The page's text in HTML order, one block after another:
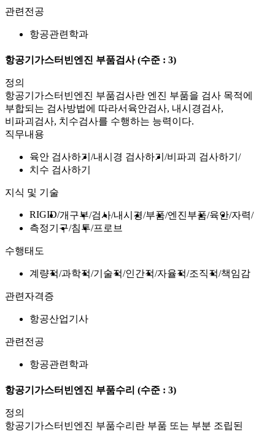
관련전공
항공관련학과
항공기가스터빈엔진 부품검사(수준 : 3)
정의
항공기가스터빈엔진 부품검사란 엔진 부품을 검사 목적에
부합되는 검사방법에 따라서육안검사, 내시경검사,
비파괴검사, 치수검사를 수행하는 능력이다.
직무내용
육안 검사하기 내시경 검사하기
비파괴 검사하기
치수 검사하기
지식 및 기술
RIGID 개구부 검사 내시경 부품 엔진부품 육안 자력
측정기구 침투 프로브
수행태도
계량적 과학적 기술적 인간적 자율적 조직적 책임감
관련자격증
항공산업기사
관련전공
항공관련학과
항공기가스터빈엔진 부품수리 (수준 : 3)
정의
항공기가스터빈엔진 부품수리란 부품 또는 부분 조립된